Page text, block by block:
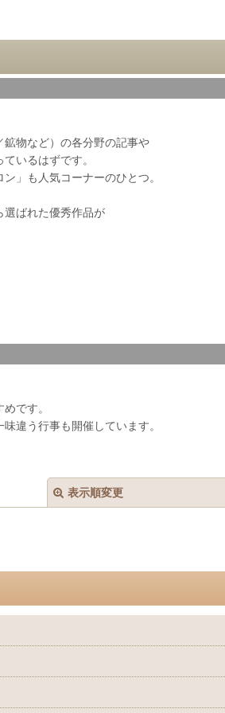
物など）の各分野の記事や
いるはずです。
」も人気コーナーのひとつ。
選ばれた優秀作品が
です。
違う行事も開催しています。
表示順変更